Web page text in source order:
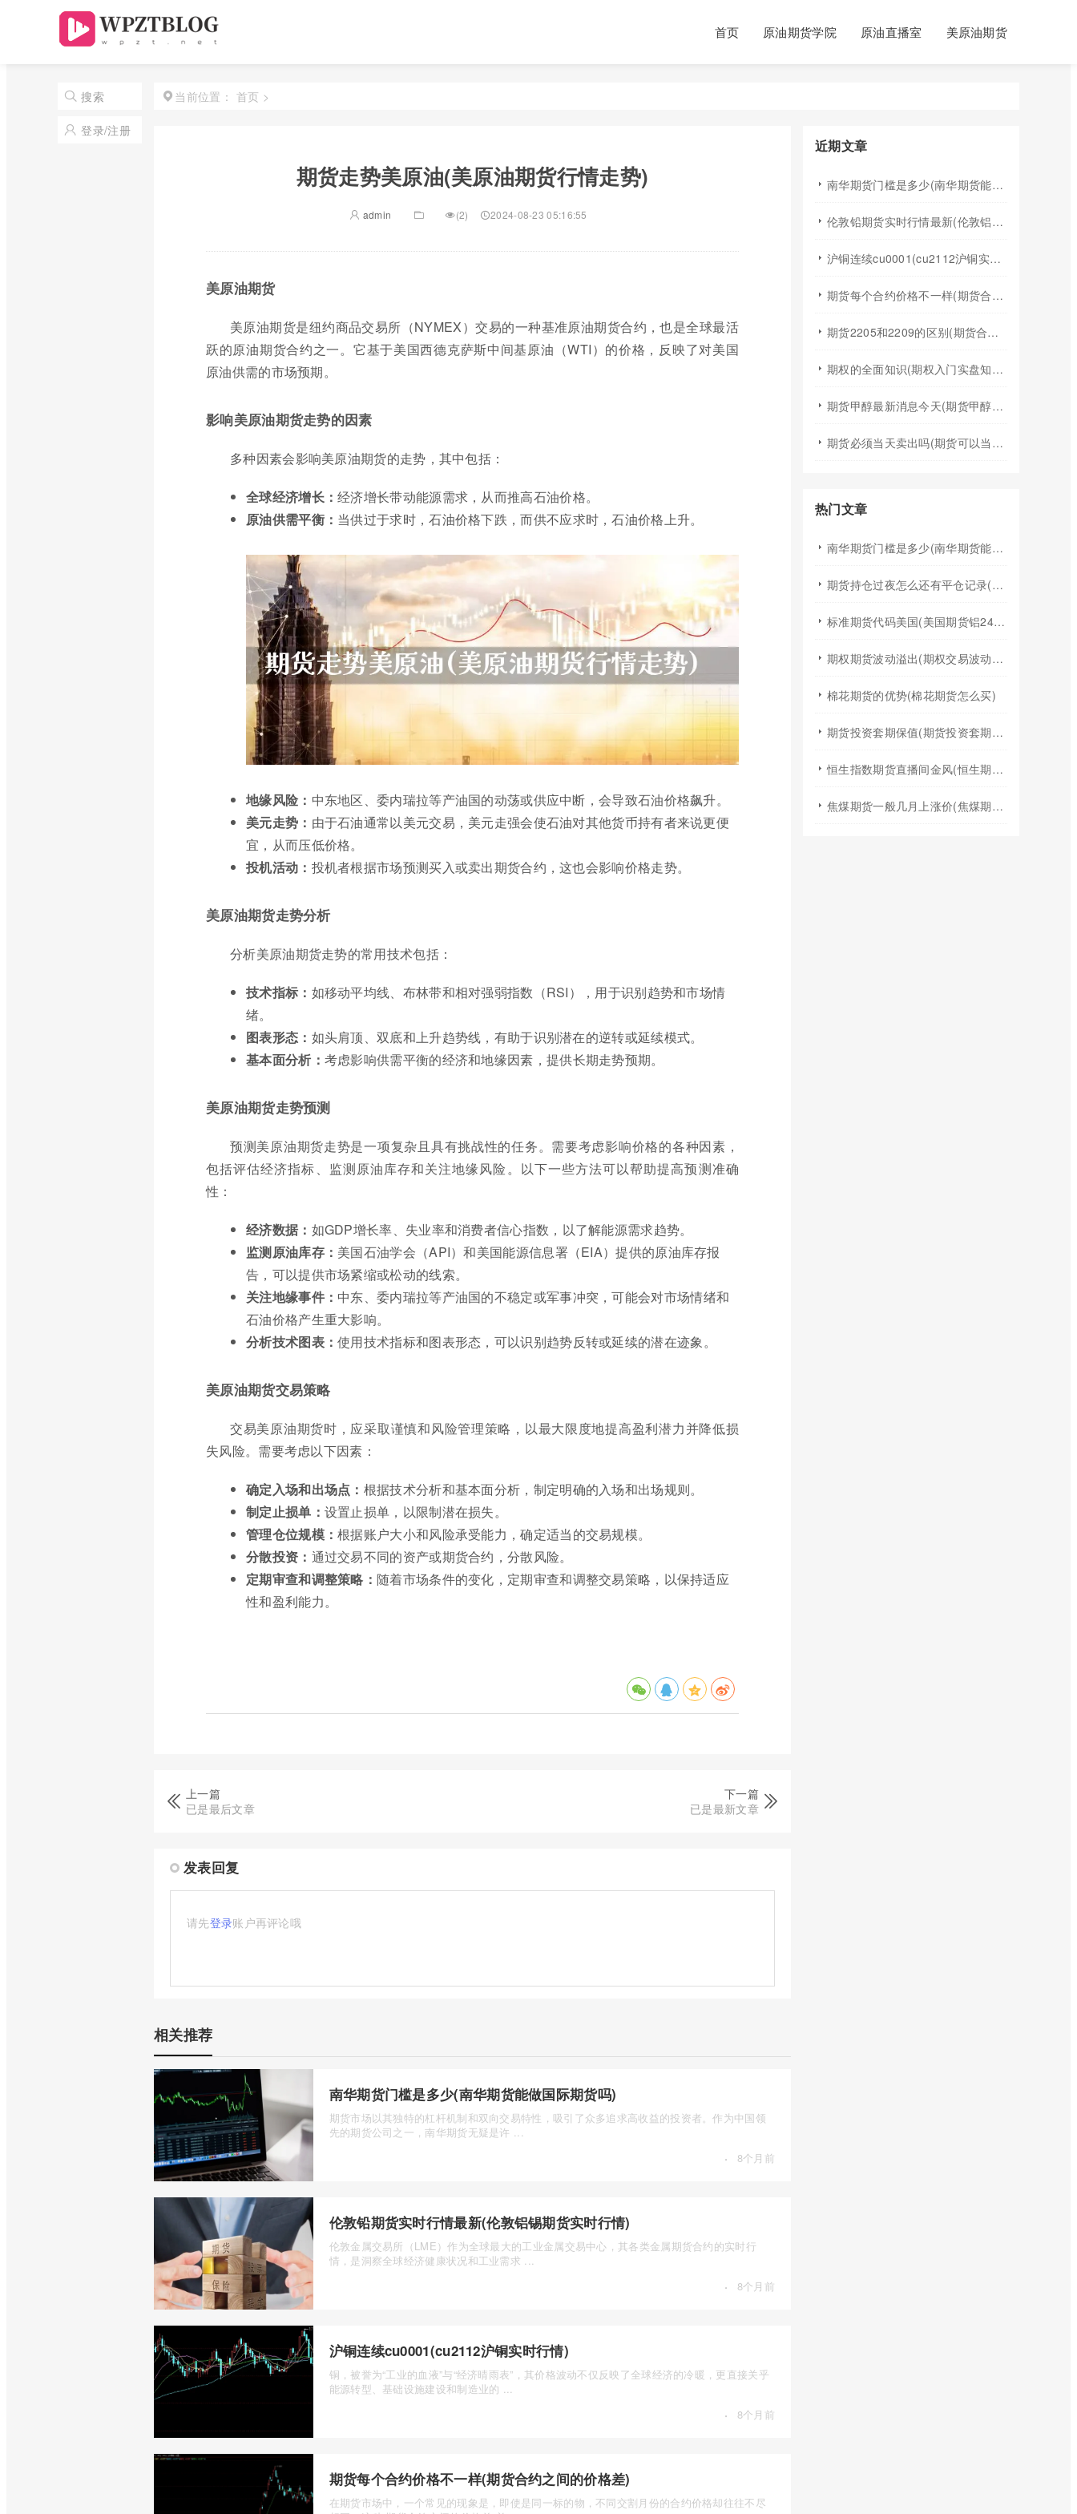
首页 原油期货学院 原油直播室 美原油期货
搜索
登录/注册
当前位置： 首页 >
期货走势美原油(美原油期货行情走势)
admin (2) 2024-08-23 05:16:55
美原油期货
美原油期货是纽约商品交易所（NYMEX）交易的一种基准原油期货合约，也是全球最活
跃的原油期货合约之一。它基于美国西德克萨斯中间基原油（WTI）的价格，反映了对美国
原油供需的市场预期。
影响美原油期货走势的因素
多种因素会影响美原油期货的走势，其中包括：
全球经济增长：经济增长带动能源需求，从而推高石油价格。
原油供需平衡： 当供过于求时，石油价格下跌，而供不应求时，石油价格上升。
地缘风险： 中东地区、委内瑞拉等产油国的动荡或供应中断，会导致石油价格飙升。
美元走势： 由于石油通常以美元交易，美元走强会使石油对其他货币持有者来说更便
宜，从而压低价格。
投机活动： 投机者根据市场预测买入或卖出期货合约，这也会影响价格走势。
美原油期货走势分析
分析美原油期货走势的常用技术包括：
技术指标： 如移动平均线、布林带和相对强弱指数（RSI），用于识别趋势和市场情
绪。
图表形态： 如头肩顶、双底和上升趋势线，有助于识别潜在的逆转或延续模式。
基本面分析： 考虑影响供需平衡的经济和地缘因素，提供长期走势预期。
美原油期货走势预测
预测美原油期货走势是一项复杂且具有挑战性的任务。需要考虑影响价格的各种因素，
包括评估经济指标、监测原油库存和关注地缘风险。以下一些方法可以帮助提高预测准确
性：
经济数据： 如GDP增长率、失业率和消费者信心指数，以了解能源需求趋势。
监测原油库存： 美国石油学会（API）和美国能源信息署（EIA）提供的原油库存报
告，可以提供市场紧缩或松动的线索。
关注地缘事件： 中东、委内瑞拉等产油国的不稳定或军事冲突，可能会对市场情绪和
石油价格产生重大影响。
分析技术图表：使用技术指标和图表形态，可以识别趋势反转或延续的潜在迹象。
美原油期货交易策略
交易美原油期货时，应采取谨慎和风险管理策略，以最大限度地提高盈利潜力并降低损
失风险。需要考虑以下因素：
确定入场和出场点： 根据技术分析和基本面分析，制定明确的入场和出场规则。
制定止损单： 设置止损单，以限制潜在损失。
管理仓位规模：根据账户大小和风险承受能力，确定适当的交易规模。
分散投资： 通过交易不同的资产或期货合约，分散风险。
定期审查和调整策略： 随着市场条件的变化，定期审查和调整交易策略，以保持适应
性和盈利能力。
上一篇
已是最后文章
下一篇
已是最新文章
发表回复
请先登录账户再评论哦
相关推荐
南华期货门槛是多少(南华期货能做国际期货吗)
期货市场以其独特的杠杆机制和双向交易特性，吸引了众多追求高收益的投资者。作为中国领
先的期货公司之一，南华期货无疑是许 ...
· 8个月前
伦敦铅期货实时行情最新(伦敦铝锡期货实时行情)
伦敦金属交易所（LME）作为全球最大的工业金属交易中心，其各类金属期货合约的实时行
情，是洞察全球经济健康状况和工业需求 ...
· 8个月前
沪铜连续cu0001(cu2112沪铜实时行情)
铜，被誉为“工业的血液”与“经济晴雨表”，其价格波动不仅反映了全球经济的冷暖，更直接关乎
能源转型、基础设施建设和制造业的 ...
· 8个月前
期货每个合约价格不一样(期货合约之间的价格差)
在期货市场中，一个常见的现象是，即使是同一标的物，不同交割月份的合约价格却往往不尽
近期文章
南华期货门槛是多少(南华期货能做国际期货吗)
伦敦铅期货实时行情最新(伦敦铝锡期货实时行情)
沪铜连续cu0001(cu2112沪铜实时行情)
期货每个合约价格不一样(期货合约之间的价格差)
期货2205和2209的区别(期货合约2205什么意思)
期权的全面知识(期权入门实盘知识)
期货甲醇最新消息今天(期货甲醇最新消息今天行情)
期货必须当天卖出吗(期货可以当天买入卖出吗)
热门文章
南华期货门槛是多少(南华期货能做国际期货吗)
期货持仓过夜怎么还有平仓记录(期货持仓过夜手续费)
标准期货代码美国(美国期货铝24小时行情代码)
期权期货波动溢出(期权交易波动率)
棉花期货的优势(棉花期货怎么买)
期货投资套期保值(期货投资套期保值什么意思)
恒生指数期货直播间金风(恒生期货夜盘行情)
焦煤期货一般几月上涨价(焦煤期货夏天涨价吗)